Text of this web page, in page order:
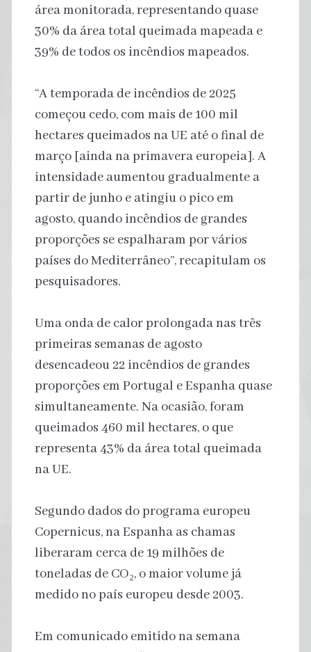
área monitorada, representando quase
30% da área total queimada mapeada e
39% de todos os incêndios mapeados.
“A temporada de incêndios de 2025
começou cedo, com mais de 100 mil
hectares queimados na UE até o final de
março [ainda na primavera europeia]. A
intensidade aumentou gradualmente a
partir de junho e atingiu o pico em
agosto, quando incêndios de grandes
proporções se espalharam por vários
países do Mediterrâneo”, recapitulam os
pesquisadores.
Uma onda de calor prolongada nas três
primeiras semanas de agosto
desencadeou 22 incêndios de grandes
proporções em Portugal e Espanha quase
simultaneamente. Na ocasião, foram
queimados 460 mil hectares, o que
representa 43% da área total queimada
na UE.
Segundo dados do programa europeu
Copernicus, na Espanha as chamas
liberaram cerca de 19 milhões de
toneladas de CO₂, o maior volume já
medido no país europeu desde 2003.
Em comunicado emitido na semana